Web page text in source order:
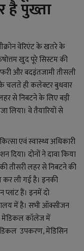
है पुख्ता
वेरिएंट के खतरे के
खुद पूरे सिस्टम की
और बदइंतजामी तीसली
चलते ही कलेक्टर बुधवार
से निबटने के लिए बड़ी
लिया। वे तैयारियों से
एवं स्वास्थ्य अधिकारी
दिया। दोनों ने दावा किया
तीसरी लहर से निबटने की
कर ली गई है। इनकी
हैं। इनमें दो
में है। सभी ऑक्सीजन
मेडिकल कॉलेज में
उपकरण, मेडिसिन